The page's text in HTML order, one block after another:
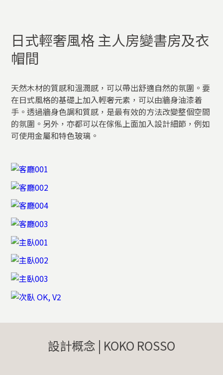
日式輕奢風格 主人房變書房及衣
帽間
天然木材的質感和溫潤感，可以帶出舒適自然的氛圍。要
在日式風格的基礎上加入輕奢元素，可以由牆身油漆着
手。透過牆身色調和質感，是最有效的方法改變整個空間
的氛圍。另外，亦都可以在傢俬上面加入設計細節，例如
可使用金屬和特色玻璃。
設計概念 | KOKO ROSSO